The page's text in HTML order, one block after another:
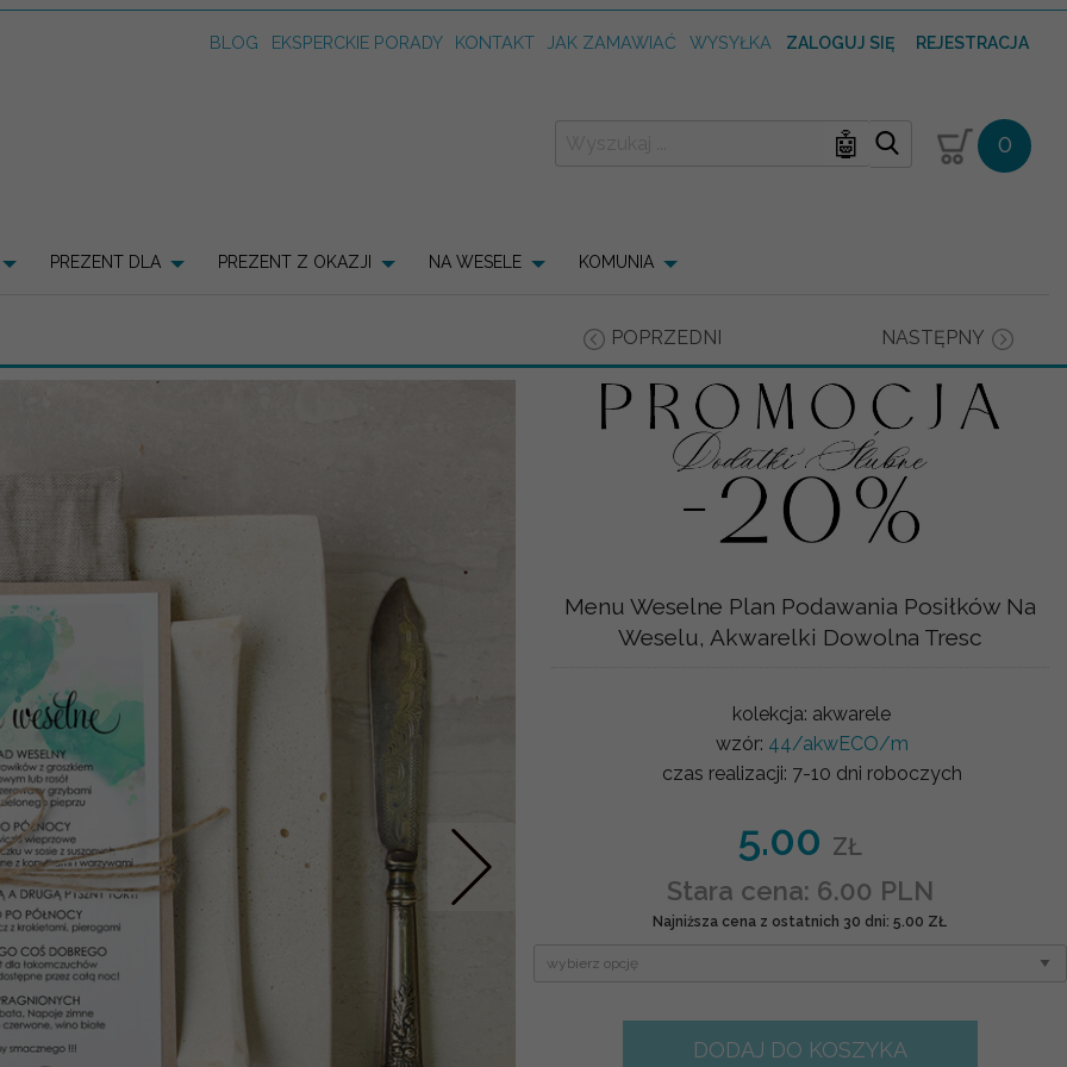
BLOG EKSPERCKIE PORADY KONTAKT JAK ZAMAWIAĆ WYSYŁKA ZALOGUJ SIĘ REJESTRACJA
🤖 0
PREZENT DLA PREZENT Z OKAZJI NA WESELE KOMUNIA
POPRZEDNI NASTĘPNY
Nastepne
Menu Weselne Plan Podawania Posiłków Na
Weselu, Akwarelki Dowolna Tresc
kolekcja: akwarele
wzór: 44/akwECO/m
czas realizacji: 7-10 dni roboczych
5.00 ZŁ
Stara cena: 6.00 PLN
Najniższa cena z ostatnich 30 dni: 5.00 ZŁ
DODAJ DO KOSZYKA